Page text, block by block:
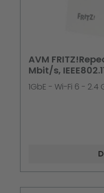
AVM
Mbit/s,
802.11ax,IEEE
1GbE - Wi-Fi 6 - 2.4